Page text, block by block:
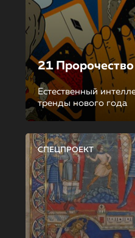
21
Естественный
тренды нового года
СПЕЦПРОЕКТ